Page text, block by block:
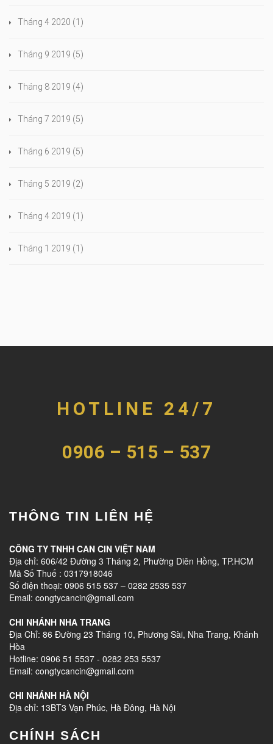
Tháng 4 2020 (1)
Tháng 9 2019 (5)
Tháng 8 2019 (4)
Tháng 7 2019 (5)
Tháng 6 2019 (5)
Tháng 5 2019 (2)
Tháng 4 2019 (1)
Tháng 1 2019 (1)
HOTLINE 24/7
0906 – 515 – 537
THÔNG TIN LIÊN HỆ
CÔNG TY TNHH CAN CIN VIỆT NAM
Địa chỉ: 606/42 Đường 3 Tháng 2, Phường Diên Hồng, TP.HCM
Mã Số Thuế : 0317918046
Số điện thoại: 0906 515 537 – 0282 2535 537
Email: congtycancin@gmail.com
CHI NHÁNH NHA TRANG
Địa Chỉ: 86 Đường 23 Tháng 10, Phương Sài, Nha Trang, Khánh
Hòa
Hotline: 0906 51 5537 - 0282 253 5537
Email: congtycancin@gmail.com
CHI NHÁNH HÀ NỘI
Địa chỉ: 13BT3 Vạn Phúc, Hà Đông, Hà Nội
CHÍNH SÁCH